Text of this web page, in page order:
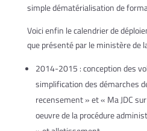
simple dématérialisation de
Voici enfin le calendrier de
que présenté par le ministère de
2014-2015 : conception des
simplification des démarches
recensement » et « Ma JDC
oeuvre de la procédure